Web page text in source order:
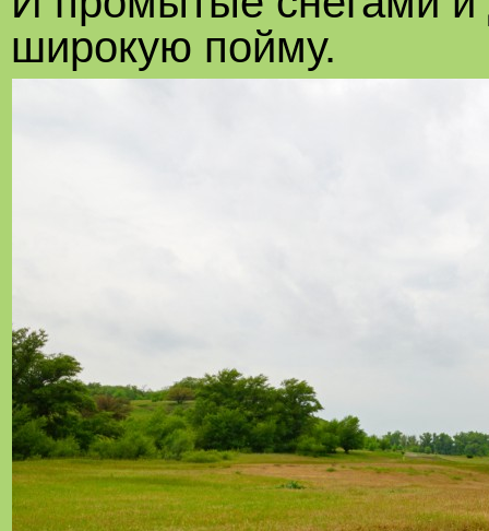
широкую пойму.